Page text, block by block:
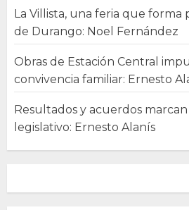
La Villista, una feria que forma
de Durango: Noel Fernández
Obras de Estación Central
convivencia familiar: Ernesto
Resultados y acuerdos
legislativo: Ernesto Alanís